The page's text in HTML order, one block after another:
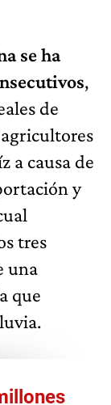
se ha
,
de
a causa de
y
tres
una
que